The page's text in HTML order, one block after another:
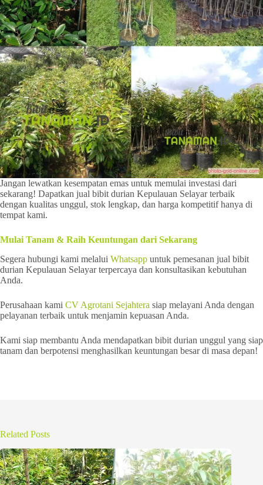
Jangan lewatkan kesempatan emas untuk memulai investasi dari
sekarang! Dapatkan jual bibit durian Kepulauan Selayar terbaik
dengan kualitas unggul, stok lengkap, dan harga kompetitif hanya di
tempat kami.
Mulai Tanam & Raih Keuntungan dari Sekarang
Segera hubungi kami melalui Whatsapp untuk pemesanan jual bibit
durian Kepulauan Selayar terpercaya dan konsultasikan kebutuhan
Anda.
Perusahaan kami CV Agrotani Sejahtera siap melayani Anda dengan
pelayanan terbaik untuk menjamin kepuasan Anda.
Kami siap membantu Anda mendapatkan bibit durian unggul yang siap
tanam dan berpotensi menghasilkan keuntungan besar di masa depan!
Related Posts